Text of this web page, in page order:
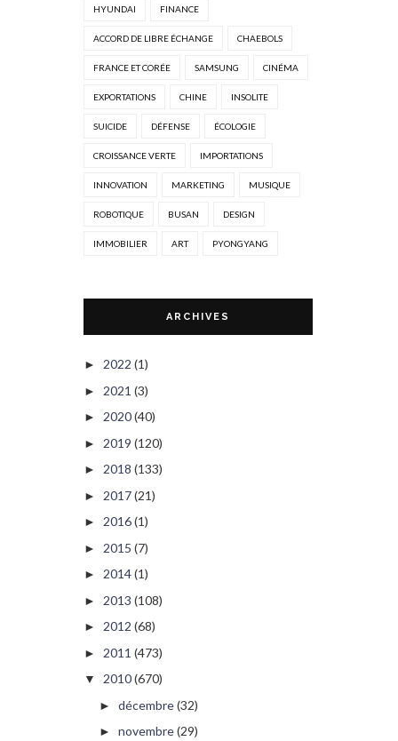
HYUNDAI FINANCE
ACCORD DE LIBRE ÉCHANGE CHAEBOLS
FRANCE ET CORÉE SAMSUNG CINÉMA
EXPORTATIONS CHINE INSOLITE
SUICIDE DÉFENSE ÉCOLOGIE
CROISSANCE VERTE IMPORTATIONS
INNOVATION MARKETING MUSIQUE
ROBOTIQUE BUSAN DESIGN
IMMOBILIER ART PYONGYANG
ARCHIVES
► 2022 (1)
► 2021 (3)
► 2020(40)
► 2019 (120)
► 2018 (133)
► 2017(21)
► 2016(1)
► 2015 (7)
► 2014(1)
► 2013 (108)
► 2012 (68)
► 2011 (473)
▼ 2010(670)
► décembre(32)
► novembre(29)